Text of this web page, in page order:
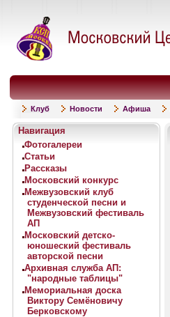
Клуб Новости Афиша
Навигация
Фотогалереи
Статьи
Рассказы
Московский конкурс
Межвузовский клуб
студенческой песни и
Межвузовский фестиваль
АП
Московский детско-
юношеский фестиваль
авторской песни
Архивная служба АП:
"народные таблицы"
Мемориальная доска
Виктору Семёновичу
Берковскому